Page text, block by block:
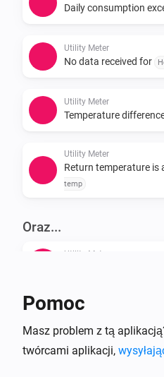
Daily consumption
Utility Meter
No data received for
Utility Meter
Temperature
Utility Meter
Return temperature is
temp
Oraz...
Utility Meter
Utility Meter
Pomoc
Masz problem z tą
twórcami aplikacji,